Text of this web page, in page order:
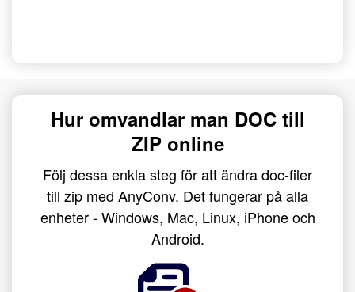
Hur omvandlar man DOC till
ZIP online
Följ dessa enkla steg för att ändra doc-filer
till zip med AnyConv. Det fungerar på alla
enheter - Windows, Mac, Linux, iPhone och
Android.